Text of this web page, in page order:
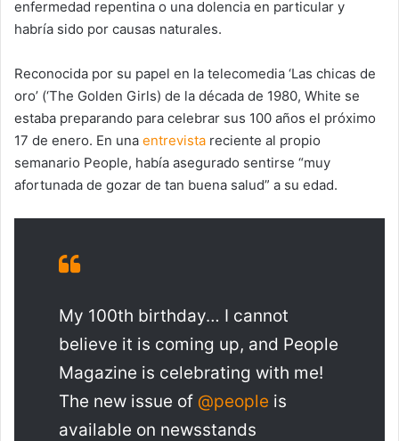
enfermedad repentina o una dolencia en particular y
habría sido por causas naturales.
Reconocida por su papel en la telecomedia ‘Las chicas de
oro’ (‘The Golden Girls) de la década de 1980, White se
estaba preparando para celebrar sus 100 años el próximo
17 de enero. En una entrevista reciente al propio
semanario People, había asegurado sentirse “muy
afortunada de gozar de tan buena salud” a su edad.
My 100th birthday… I cannot
believe it is coming up, and People
Magazine is celebrating with me!
The new issue of @people is
available on newsstands